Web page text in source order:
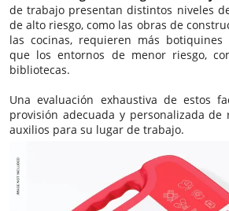
de trabajo presentan distintos niveles
de alto riesgo, como las obras de
las cocinas, requieren más
que los entornos de menor riesgo,
bibliotecas.
Una evaluación exhaustiva de estos
provisión adecuada y personalizada de
auxilios para su lugar de trabajo.